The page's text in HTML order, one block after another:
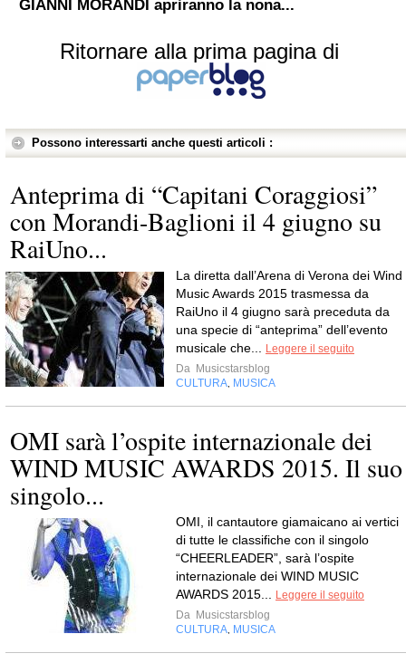
GIANNI MORANDI apriranno la nona...
Ritornare alla prima pagina di
Possono interessarti anche questi articoli :
Anteprima di “Capitani Coraggiosi”
con Morandi-Baglioni il 4 giugno su
RaiUno...
La diretta dall’Arena di Verona dei Wind
Music Awards 2015 trasmessa da
RaiUno il 4 giugno sarà preceduta da
una specie di “anteprima” dell’evento
musicale che...
Leggere il seguito
Da Musicstarsblog
CULTURA MUSICA
OMI sarà l’ospite internazionale dei
WIND MUSIC AWARDS 2015. Il suo
singolo...
OMI, il cantautore giamaicano ai vertici
di tutte le classifiche con il singolo
“CHEERLEADER”, sarà l’ospite
internazionale dei WIND MUSIC
AWARDS 2015...
Leggere il seguito
Da Musicstarsblog
CULTURA MUSICA